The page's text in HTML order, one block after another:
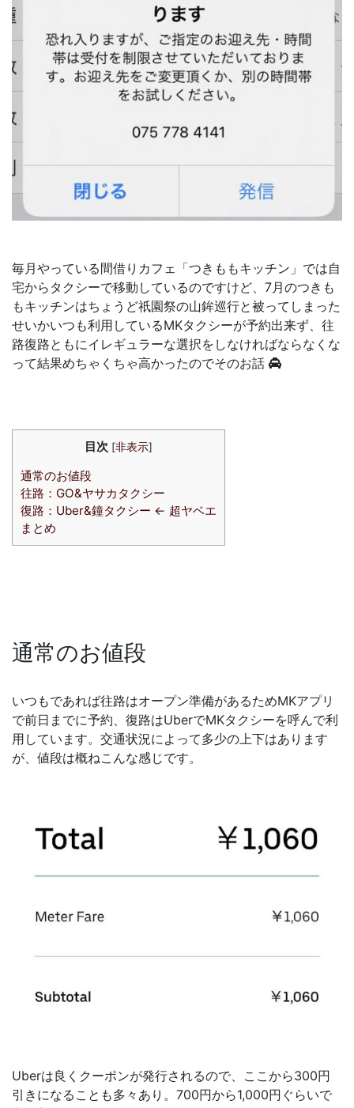
毎月やっている間借りカフェ「つきももキッチン」では自
宅からタクシーで移動しているのですけど、7月のつきも
もキッチンはちょうど祇園祭の山鉾巡行と被ってしまった
せいかいつも利用しているMKタクシーが予約出来ず、往
路復路ともにイレギュラーな選択をしなければならなくな
って結果めちゃくちゃ高かったのでそのお話
目次 [非表示]
通常のお値段
往路：GO&ヤサカタクシー
復路：Uber&鐘タクシー ← 超ヤベエ
まとめ
通常のお値段
いつもであれば往路はオープン準備があるためMKアプリ
で前日までに予約、復路はUberでMKタクシーを呼んで利
用しています。交通状況によって多少の上下はあります
が、値段は概ねこんな感じです。
Uberは良くクーポンが発行されるので、ここから300円
引きになることも多々あり。700円から1,000円ぐらいで